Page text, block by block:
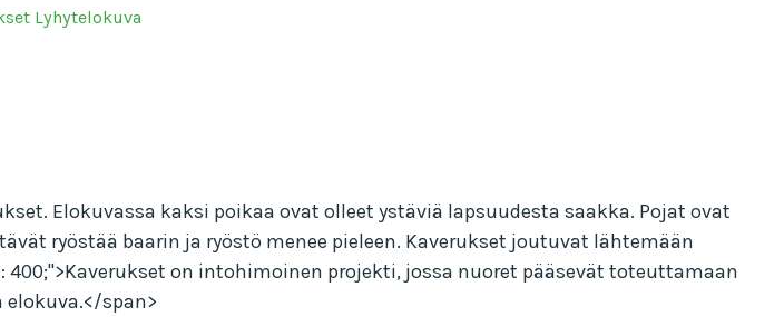
Lyhytelokuva
Elokuvassa kaksi poikaa ovat olleet ystäviä lapsuudesta saakka. Pojat ovat
ryöstää baarin ja ryöstö menee pieleen. Kaverukset joutuvat lähtemään
on intohimoinen projekti, jossa nuoret pääsevät toteuttamaan
span>